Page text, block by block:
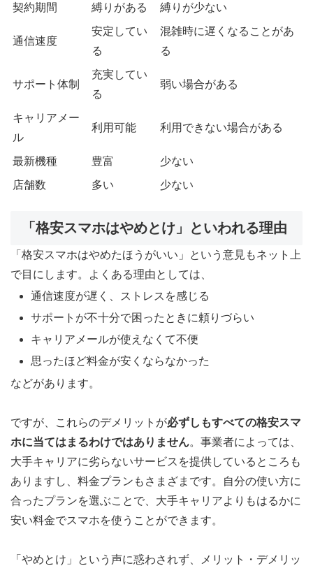
契約期間
縛りがある 縛りが少ない
通信速度
安定してい
る
混雑時に遅くなることがあ
る
サポート体制
充実してい
る
弱い場合がある
キャリアメー
ル
利用可能 利用できない場合がある
最新機種 豊富
少ない
店舗数
多い 少ない
「格安スマホはやめとけ」といわれる理由
「格安スマホはやめたほうがいい」という意見もネット上
で目にします。よくある理由としては、
通信速度が遅く、ストレスを感じる
サポートが不十分で困ったときに頼りづらい
キャリアメールが使えなくて不便
思ったほど料金が安くならなかった
などがあります。
ですが、これらのデメリットが必ずしもすべての格安スマ
ホに当てはまるわけではありません。事業者によっては、
大手キャリアに劣らないサービスを提供しているところも
ありますし、料金プランもさまざまです。自分の使い方に
合ったプランを選ぶことで、大手キャリアよりもはるかに
安い料金でスマホを使うことができます。
「やめとけ」という声に惑わされず、メリット・デメリッ